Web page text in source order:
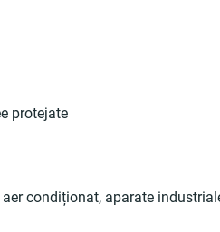
protejate
aer condiționat, aparate